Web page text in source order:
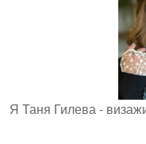
Я Таня Гилева -